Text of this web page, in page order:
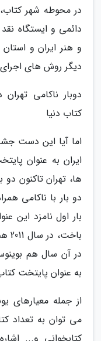
در محوطه شهر
دائمی و ایستگاه نقد
و هنر ایران و
دیگر روش های
دوبار ناکامی
کتاب دنیا
اما آیا این دست
ایران به عنوان
ها، تهران تاکنون
بار اول نامزد این
در آن سال هم
به عنوان پایتخت
از جمله معیارهای
می توان به تعداد